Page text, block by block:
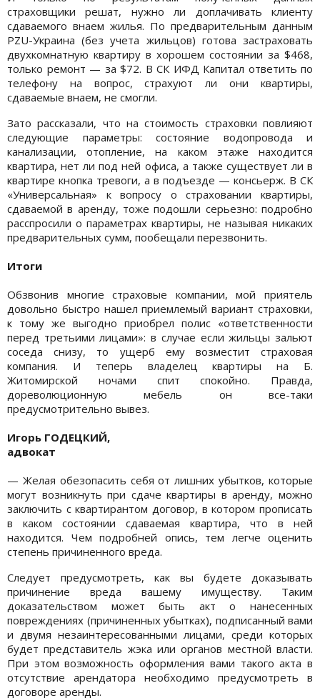
страховщики решат, нужно ли доплачивать клиенту
сдаваемого внаем жилья. По предварительным данным
PZU-Украина (без учета жильцов) готова застраховать
двухкомнатную квартиру в хорошем состоянии за $468,
только ремонт — за $72. В СК ИФД Капитал ответить по
телефону на вопрос, страхуют ли они квартиры,
сдаваемые внаем, не смогли.
Зато рассказали, что на стоимость страховки повлияют
следующие параметры: состояние водопровода и
канализации, отопление, на каком этаже находится
квартира, нет ли под ней офиса, а также существует ли в
квартире кнопка тревоги, а в подъезде — консьерж. В СК
«Универсальная» к вопросу о страховании квартиры,
сдаваемой в аренду, тоже подошли серьезно: подробно
расспросили о параметрах квартиры, не называя никаких
предварительных сумм, пообещали перезвонить.
Итоги
Обзвонив многие страховые компании, мой приятель
довольно быстро нашел приемлемый вариант страховки,
к тому же выгодно приобрел полис «ответственности
перед третьими лицами»: в случае если жильцы зальют
соседа снизу, то ущерб ему возместит страховая
компания. И теперь владелец квартиры на Б.
Житомирской ночами спит спокойно. Правда,
дореволюционную мебель он все-таки
предусмотрительно вывез.
Игорь ГОДЕЦКИЙ,
адвокат
— Желая обезопасить себя от лишних убытков, которые
могут возникнуть при сдаче квартиры в аренду, можно
заключить с квартирантом договор, в котором прописать
в каком состоянии сдаваемая квартира, что в ней
находится. Чем подробней опись, тем легче оценить
степень причиненного вреда.
Следует предусмотреть, как вы будете доказывать
причинение вреда вашему имуществу. Таким
доказательством может быть акт о нанесенных
повреждениях (причиненных убытках), подписанный вами
и двумя незаинтересованными лицами, среди которых
будет представитель жэка или органов местной власти.
При этом возможность оформления вами такого акта в
отсутствие арендатора необходимо предусмотреть в
договоре аренды.